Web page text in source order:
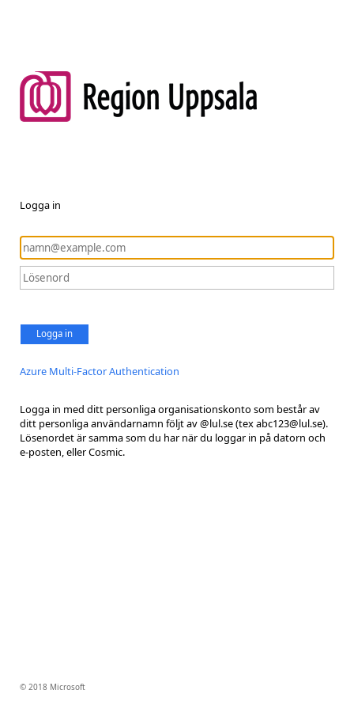
Logga in
Logga in
Azure Multi-Factor Authentication
Logga in med ditt personliga organisationskonto som består av
ditt personliga användarnamn följt av @lul.se (tex abc123@lul.se).
Lösenordet är samma som du har när du loggar in på datorn och
e-posten, eller Cosmic.
© 2018 Microsoft